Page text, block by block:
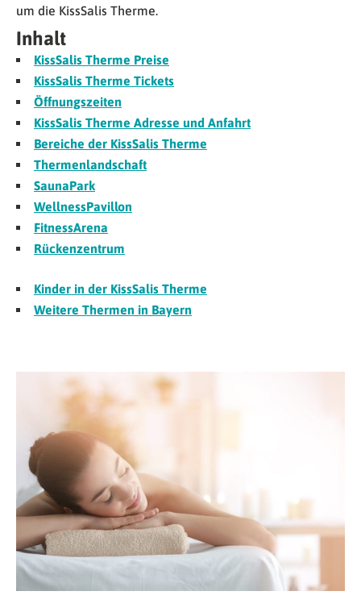
um die KissSalis Therme.
Inhalt
KissSalis Therme Preise
KissSalis Therme Tickets
Öffnungszeiten
KissSalis Therme Adresse und Anfahrt
Bereiche der KissSalis Therme
Thermenlandschaft
SaunaPark
WellnessPavillon
FitnessArena
Rückenzentrum
Kinder in der KissSalis Therme
Weitere Thermen in Bayern